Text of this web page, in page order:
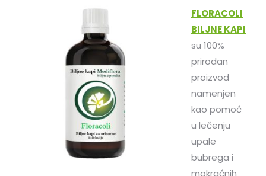
FLORACOLI
BILJNE KAPI
su 100%
prirodan
proizvod
namenjen
kao pomoć
u lečenju
upale
bubrega i
mokraćnih